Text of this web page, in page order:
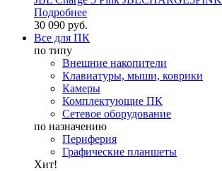
Подробнее
30 090 руб.
Все для ПК
по типу
Внешние накопители
Клавиатуры, мыши, коврики
Камеры
Комплектующие ПК
Сетевое оборудование
по назначению
Периферия
Графические планшеты
Хит!